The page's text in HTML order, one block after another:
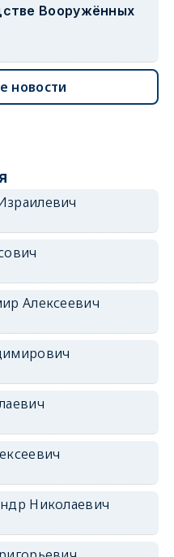
Вооружённых
новости
Алексеевич
Николаевич